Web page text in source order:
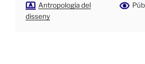
Antropologia del
disseny